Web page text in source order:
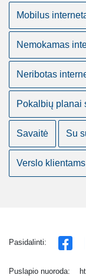
Mobilus
Nemokamas
Neribotas
Pokalbių planai
Savaitė Su
Verslo klientams
Pasidalinti:
Puslapio nuoroda: